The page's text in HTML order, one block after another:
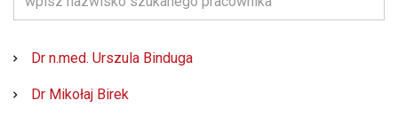
Dr n.med. Urszula Binduga
Dr Mikołaj Birek